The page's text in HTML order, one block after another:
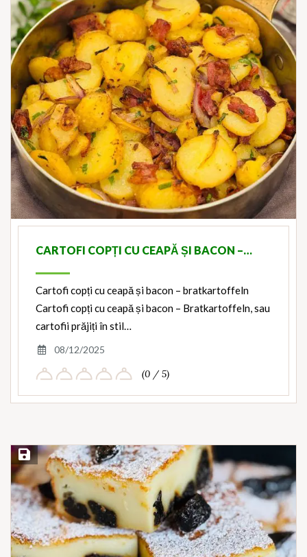
CARTOFI COPȚI CU CEAPĂ ȘI BACON –…
Cartofi copți cu ceapă și bacon – bratkartoffeln
Cartofi copți cu ceapă și bacon – Bratkartoffeln, sau
cartofii prăjiți în stil…
08/12/2025
(0 / 5)
Save Recipe